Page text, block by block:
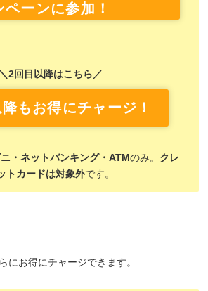
ペーンに参加！
＼2回目以降はこちら／
もお得にチャージ！
・ネットバンキング・ATMのみ。 クレ
トカードは対象外です。
にお得にチャージできます。